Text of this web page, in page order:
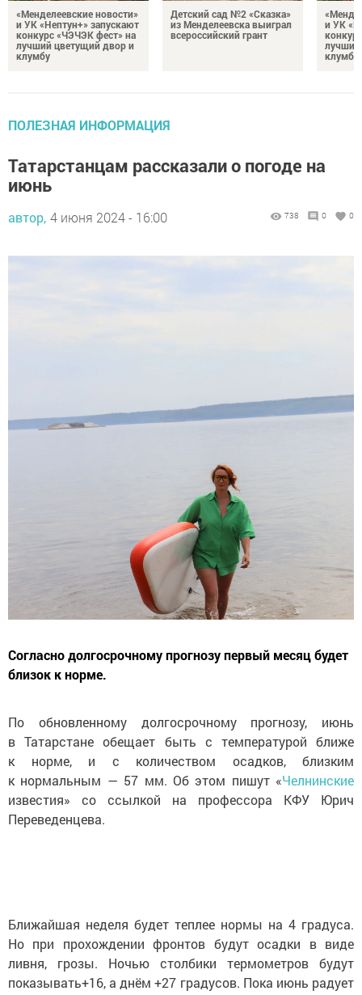
«Менделеевские новости»
и УК «Нептун+» запускают
конкурс «ЧЭЧЭК фест» на
лучший цветущий двор и
клумбу
Детский сад №2 «Сказка»
из Менделеевска выиграл
всероссийский грант
и УК
лучший
клумбу
ПОЛЕЗНАЯ ИНФОРМАЦИЯ
Татарстанцам рассказали о погоде на
июнь
автор, 4 июня 2024 - 16:00 738 0 0
Согласно долгосрочному прогнозу первый месяц будет
близок к норме.
По обновленному долгосрочному прогнозу, июнь
в Татарстане обещает быть с температурой ближе
к норме, и с количеством осадков, близким
к нормальным — 57 мм. Об этом пишут «Челнинские
известия» со ссылкой на профессора КФУ Юрич
Переведенцева.
Ближайшая неделя будет теплее нормы на 4 градуса.
Но при прохождении фронтов будут осадки в виде
ливня, грозы. Ночью столбики термометров будут
показывать+16, а днём +27 градусов. Пока июнь радует